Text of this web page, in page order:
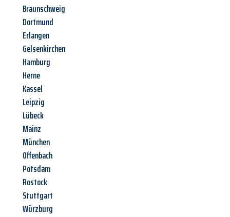
Braunschweig
Dortmund
Erlangen
Gelsenkirchen
Hamburg
Herne
Kassel
Leipzig
Lübeck
Mainz
München
Offenbach
Potsdam
Rostock
Stuttgart
Würzburg